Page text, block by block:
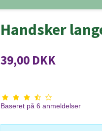
Handsker
39,00 DKK
Baseret på 6 anmeldelser